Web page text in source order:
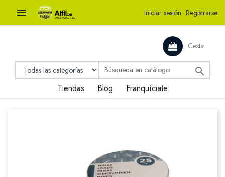
 Iniciar sesión · Registrarse
Cesta

Tiendas Blog Franquíciate